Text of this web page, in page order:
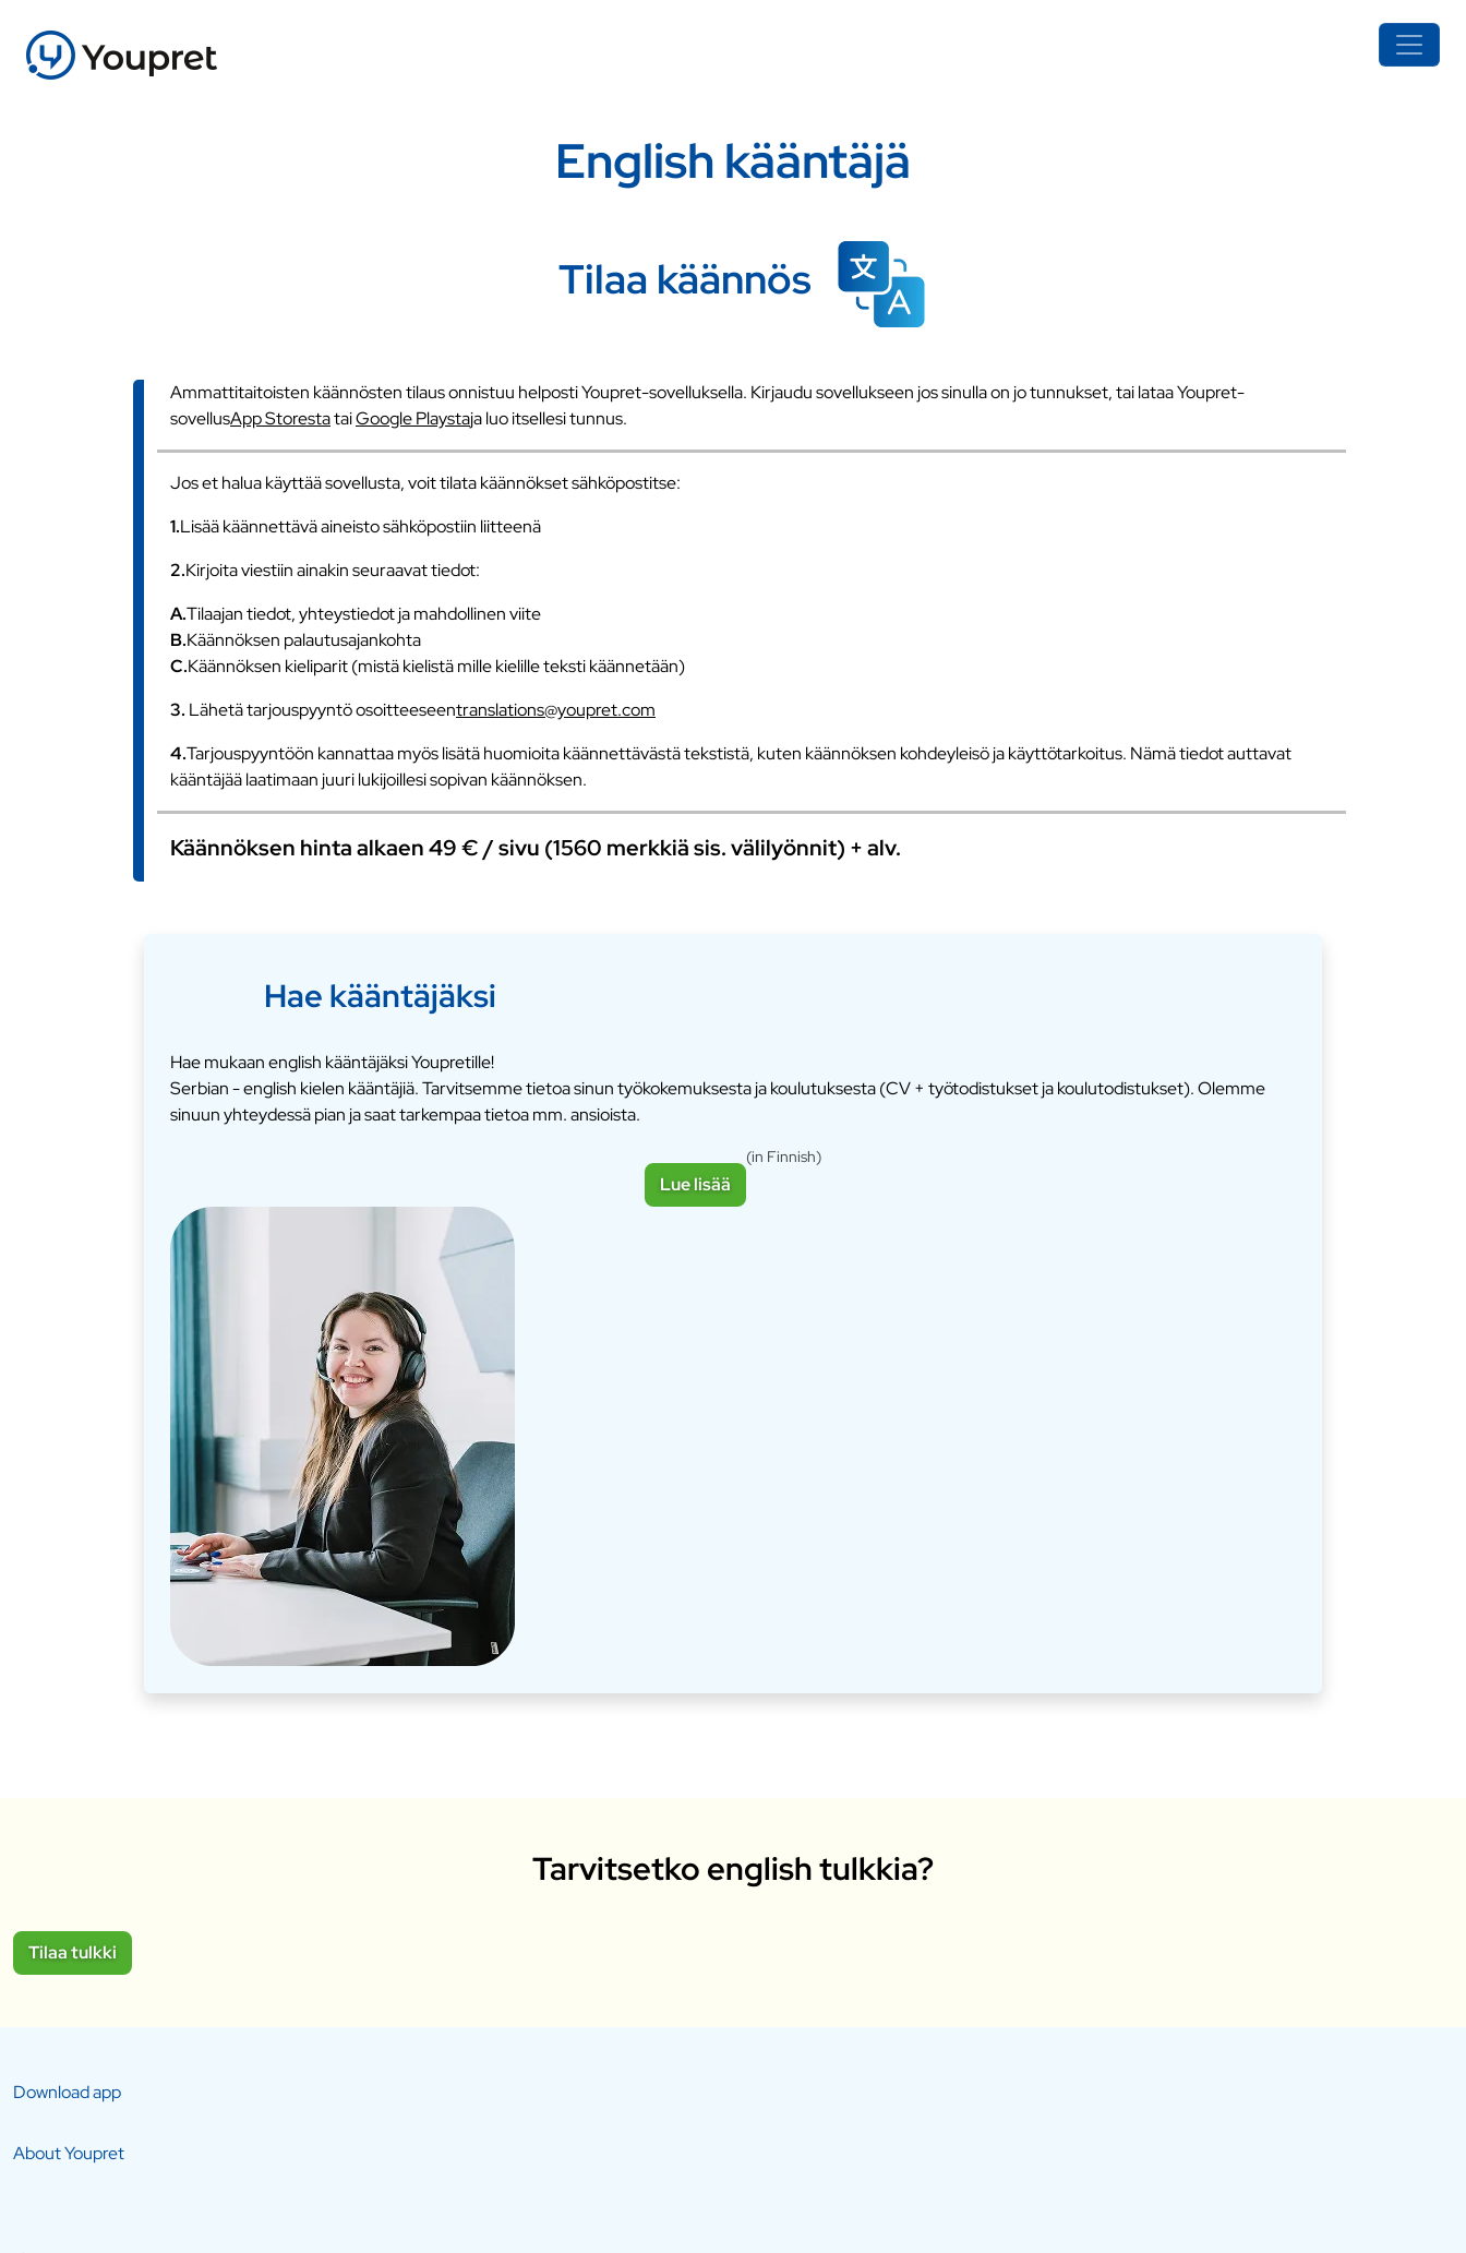
English kääntäjä
Tilaa käännös
Ammattitaitoisten käännösten tilaus onnistuu helposti Youpret-sovelluksella. Kirjaudu sovellukseen jos sinulla on jo tunnukset, tai lataa Youpret-
sovellusApp StorestataiGoogle Playstaja luo itsellesi tunnus.
Jos et halua käyttää sovellusta, voit tilata käännökset sähköpostitse:
1.Lisää käännettävä aineisto sähköpostiin liitteenä
2.Kirjoita viestiin ainakin seuraavat tiedot:
A.Tilaajan tiedot, yhteystiedot ja mahdollinen viite
B.Käännöksen palautusajankohta
C.Käännöksen kieliparit (mistä kielistä mille kielille teksti käännetään)
3. Lähetä tarjouspyyntö osoitteeseentranslations@youpret.com
4.Tarjouspyyntöön kannattaa myös lisätä huomioita käännettävästä tekstistä, kuten käännöksen kohdeyleisö ja käyttötarkoitus. Nämä tiedot auttavat
kääntäjää laatimaan juuri lukijoillesi sopivan käännöksen.
Käännöksen hinta alkaen 49 € / sivu (1560 merkkiä sis. välilyönnit) + alv.
Hae kääntäjäksi
Hae mukaan english kääntäjäksi Youpretille!
Serbian - english kielen kääntäjiä. Tarvitsemme tietoa sinun työkokemuksesta ja koulutuksesta (CV + työtodistukset ja koulutodistukset). Olemme
sinuun yhteydessä pian ja saat tarkempaa tietoa mm. ansioista.
Lue lisää
(in Finnish)
Tarvitsetko english tulkkia?
Tilaa tulkki
Download app
About Youpret